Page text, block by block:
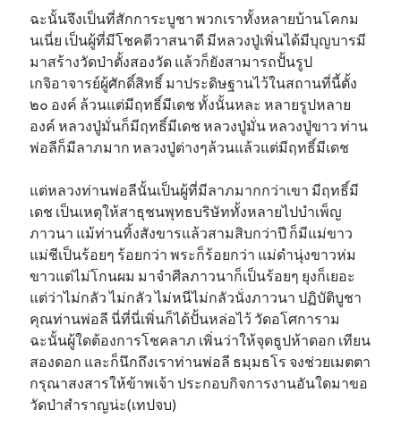
ฉะนั้นจึงเป็นที่สักการะบูชา พวกเราทั้งหลายบ้านโคกม
นเนี่ย เป็นผู้ที่มีโชคดีวาสนาดี มีหลวงปู่เพิ่นได้มีบุญบารมี
มาสร้างวัดป่าตั้งสองวัด แล้วก็ยังสามารถปั้นรูป
เกจิอาจารย์ผู้ศักดิ์สิทธิ์ มาประดิษฐานไว้ในสถานที่นี้ตั้ง
๒๐ องค์ ล้วนแต่มีฤทธิ์มีเดช ทั้งนั้นหละ หลายรูปหลาย
องค์ หลวงปู่มั่นก็มีฤทธิ์มีเดช หลวงปู่มั่น หลวงปู่ขาว ท่าน
พ่อลีก็มีลาภมาก หลวงปู่ต่างๆล้วนแล้วแต่มีฤทธิ์มีเดช
แต่หลวงท่านพ่อลีนั้นเป็นผู้ที่มีลาภมากกว่าเขา มีฤทธิ์มี
เดช เป็นเหตุให้สาธุชนพุทธบริษัททั้งหลายไปบำเพ็ญ
ภาวนา แม้ท่านทิ้งสังขารแล้วสามสิบกว่าปี ก็มีแม่ขาว
แม่ชีเป็นร้อยๆ ร้อยกว่า พระก็ร้อยกว่า แม่ดำนุ่งขาวห่ม
ขาวแต่ไม่โกนผม มาจำศีลภาวนาก็เป็นร้อยๆ ยุงก็เยอะ
แต่ว่าไม่กลัว ไม่กลัว ไม่หนีไม่กลัวนั่งภาวนา ปฏิบัติบูชา
คุณท่านพ่อลี นี่ที่นี่เพิ่นก็ได้ปั้นหล่อไว้ วัดอโศการาม
ฉะนั้นผู้ใดต้องการโชคลาภ เพิ่นว่าให้จุดธูปห้าดอก เทียน
สองดอก และก็นึกถึงเราท่านพ่อลี ธมฺมธโร จงช่วยเมตตา
กรุณาสงสารให้ข้าพเจ้า ประกอบกิจการงานอันใดมาขอ
วัดป่าสำราญน่ะ(เทปจบ)